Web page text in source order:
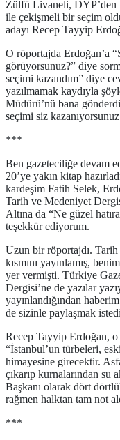
Zülfü Livaneli, DYP’den
ile çekişmeli bir seçim
adayı Recep Tayyip
O röportajda Erdoğan’a
görüyorsunuz?” diye
seçimi kazandım” diye
yazılmamak kaydıyla
Müdürü’nü bana
seçimi siz
***
Ben gazeteciliğe devam
20’ye yakın kitap
kardeşim Fatih Selek,
Tarih ve Medeniyet
Altına da “Ne güzel
teşekkür ediyorum.
Uzun bir röportajdı.
kısmını yayınlamış,
yer vermişti. Türkiye
Dergisi’ne de yazılar
yayınlandığından
de sizinle paylaşmak
Recep Tayyip Erdoğan,
“İstanbul’un türbeleri,
himayesine girecektir.
çıkarıp kurnalarından su
Başkanı olarak dört
rağmen halktan tam not
***